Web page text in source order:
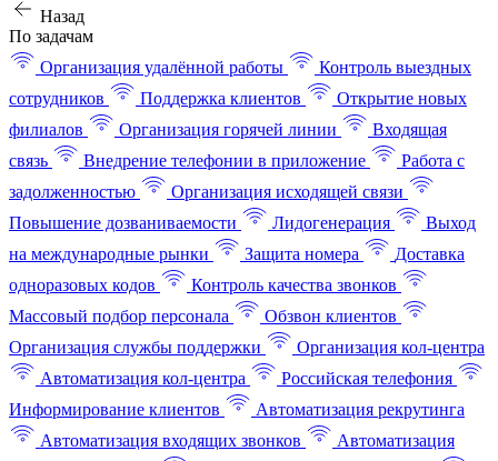
Назад
По задачам
Организация удалённой работы
Контроль выездных
сотрудников
Поддержка клиентов
Открытие новых
филиалов
Организация горячей линии
Входящая
связь
Внедрение телефонии в приложение
Работа с
задолженностью
Организация исходящей связи
Повышение дозваниваемости
Лидогенерация
Выход
на международные рынки
Защита номера
Доставка
одноразовых кодов
Контроль качества звонков
Массовый подбор персонала
Обзвон клиентов
Организация службы поддержки
Организация кол-центра
Автоматизация кол-центра
Российская телефония
Информирование клиентов
Автоматизация рекрутинга
Автоматизация входящих звонков
Автоматизация